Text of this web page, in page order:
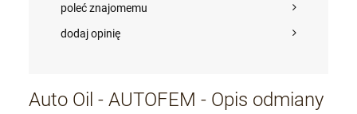
poleć znajomemu
dodaj opinię
Auto Oil - AUTOFEM - Opis odmiany